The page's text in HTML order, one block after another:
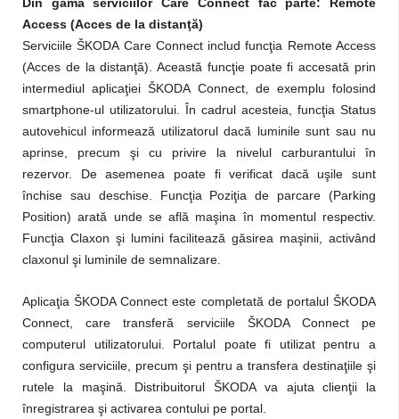
Access (Acces de la distanţă)
Serviciile ŠKODA Care Connect includ funcţia Remote Access
(Acces de la distanţă). Această funcţie poate fi accesată prin
intermediul aplicaţiei ŠKODA Connect, de exemplu folosind
smartphone-ul utilizatorului. În cadrul acesteia, funcţia Status
autovehicul informează utilizatorul dacă luminile sunt sau nu
aprinse, precum şi cu privire la nivelul carburantului în
rezervor. De asemenea poate fi verificat dacă uşile sunt
închise sau deschise. Funcţia Poziţia de parcare (Parking
Position) arată unde se află maşina în momentul respectiv.
Funcţia Claxon şi lumini facilitează găsirea maşinii, activând
claxonul şi luminile de semnalizare.
Aplicaţia ŠKODA Connect este completată de portalul ŠKODA
Connect, care transferă serviciile ŠKODA Connect pe
computerul utilizatorului. Portalul poate fi utilizat pentru a
configura serviciile, precum şi pentru a transfera destinaţiile şi
rutele la maşină. Distribuitorul ŠKODA va ajuta clienţii la
înregistrarea şi activarea contului pe portal.